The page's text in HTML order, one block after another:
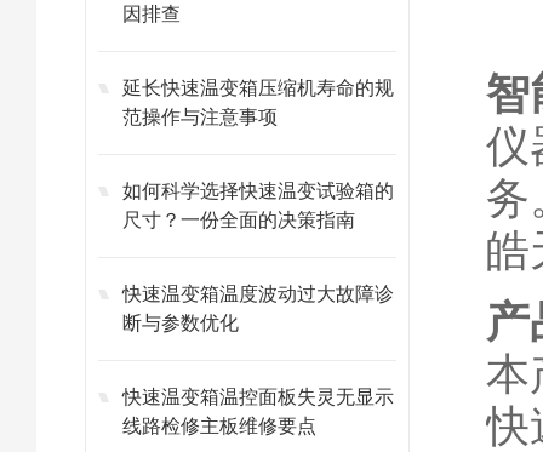
因排查
延长快速温变箱压缩机寿命的规
范操作与注意事项
如何科学选择快速温变试验箱的
尺寸？一份全面的决策指南
快速温变箱温度波动过大故障诊
断与参数优化
快速温变箱温控面板失灵无显示
线路检修主板维修要点
智
仪
务
皓
产
本
快